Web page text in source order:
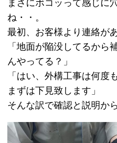
まさにボコッって感じに
ね・・。
最初、お客様より連絡が
「地面が陥没してるから
んやってる？」
「はい、外構工事は何度
まずは下見致します」
そんな訳で確認と説明か